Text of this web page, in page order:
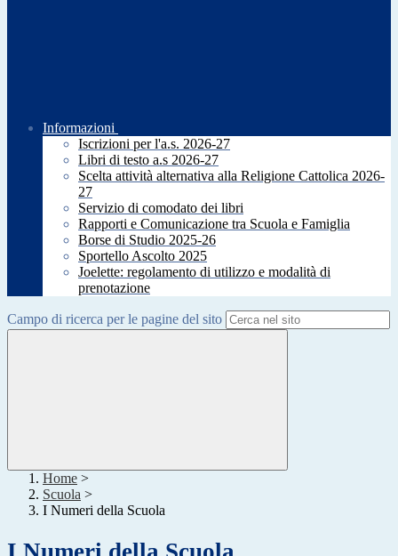
Informazioni
Iscrizioni per l'a.s. 2026-27
Libri di testo a.s 2026-27
Scelta attività alternativa alla Religione Cattolica 2026-
27
Servizio di comodato dei libri
Rapporti e Comunicazione tra Scuola e Famiglia
Borse di Studio 2025-26
Sportello Ascolto 2025
Joelette: regolamento di utilizzo e modalità di
prenotazione
Campo di ricerca per le pagine del sito
Home >
Scuola >
I Numeri della Scuola